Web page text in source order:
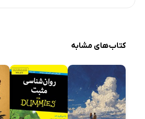
کتاب‌های مشابه